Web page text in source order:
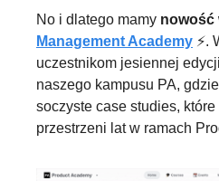
No i dlatego mamy nowość
Management Academy ⚡️.
uczestnikom jesiennej
naszego kampusu PA,
soczyste case studies, które
przestrzeni lat w ramach